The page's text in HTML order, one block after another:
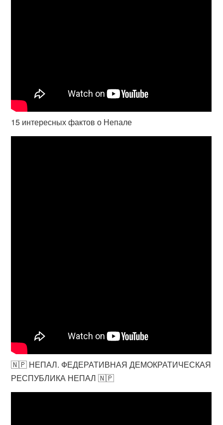
15 интересных фактов о Непале
🇳🇵 НЕПАЛ. ФЕДЕРАТИВНАЯ ДЕМОКРАТИЧЕСКАЯ
РЕСПУБЛИКА НЕПАЛ 🇳🇵